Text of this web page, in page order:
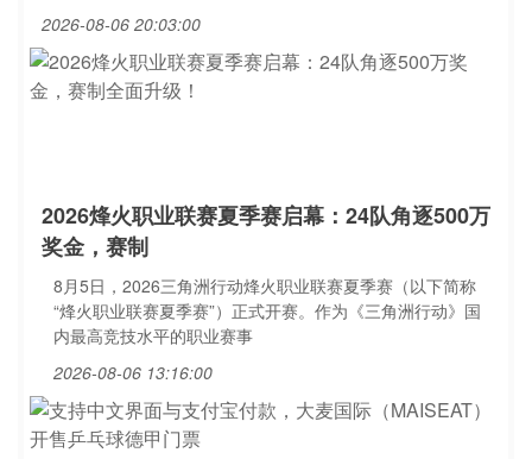
2026-08-06 20:03:00
2026烽火职业联赛夏季赛启幕：24队角逐500万
奖金，赛制
8月5日，2026三角洲行动烽火职业联赛夏季赛（以下简称
“烽火职业联赛夏季赛”）正式开赛。作为《三角洲行动》国
内最高竞技水平的职业赛事
2026-08-06 13:16:00